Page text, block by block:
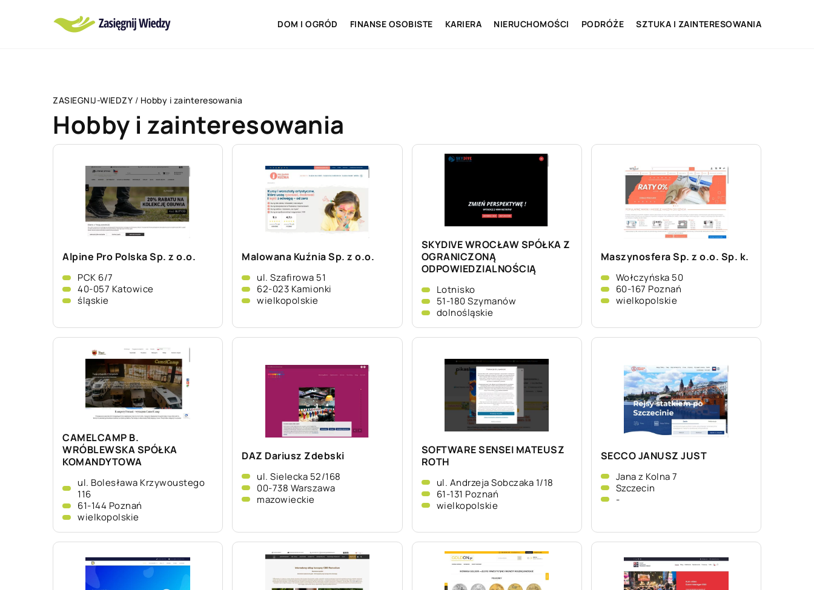
DOM I OGRÓD FINANSE OSOBISTE KARIERA NIERUCHOMOŚCI PODRÓŻE SZTUKA I ZAINTERESOWANIA
ZASIEGNIJ-WIEDZY / Hobby i zainteresowania
Hobby i zainteresowania
Alpine Pro Polska Sp. z o.o.
PCK 6/7
40-057 Katowice
śląskie
Malowana Kuźnia Sp. z o.o.
ul. Szafirowa 51
62-023 Kamionki
wielkopolskie
SKYDIVE WROCŁAW SPÓŁKA Z
OGRANICZONĄ
ODPOWIEDZIALNOŚCIĄ
Lotnisko
51-180 Szymanów
dolnośląskie
Maszynosfera Sp. z o.o. Sp. k.
Wołczyńska 50
60-167 Poznań
wielkopolskie
CAMELCAMP B.
WRÓBLEWSKA SPÓŁKA
KOMANDYTOWA
ul. Bolesława Krzywoustego
116
61-144 Poznań
wielkopolskie
DAZ Dariusz Zdebski
ul. Sielecka 52/168
00-738 Warszawa
mazowieckie
SOFTWARE SENSEI MATEUSZ
ROTH
ul. Andrzeja Sobczaka 1/18
61-131 Poznań
wielkopolskie
SECCO JANUSZ JUST
Jana z Kolna 7
Szczecin
-